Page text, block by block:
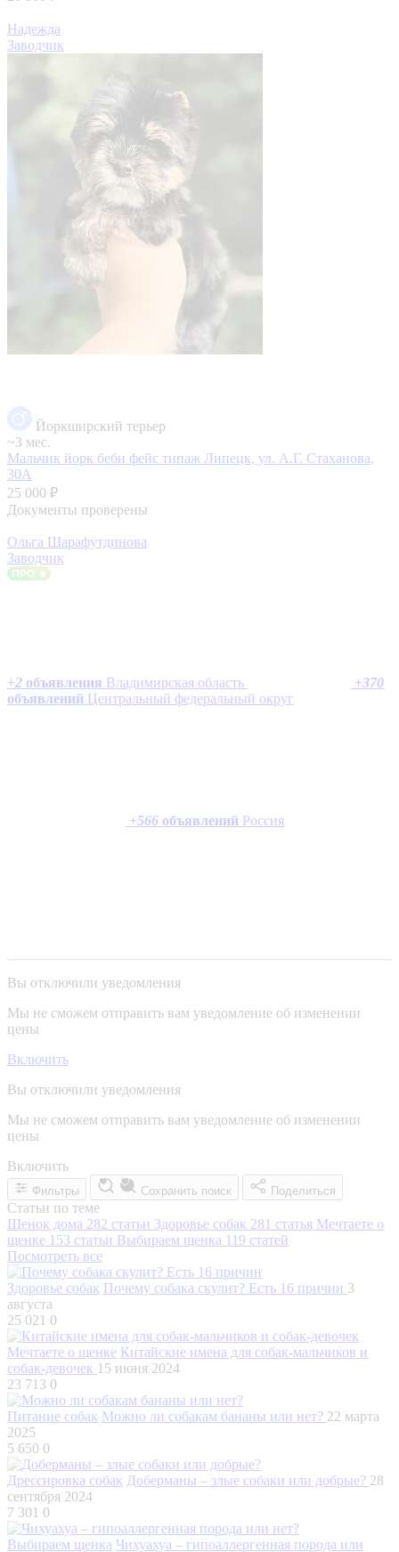
Надежда
Заводчик
Йоркширский терьер
~3 мес.
Мальчик йорк беби фейс типаж Липецк, ул. А.Г. Стаханова,
30А
25 000 ₽
Документы проверены
Ольга Шарафутдинова
Заводчик
+2 объявления Владимирская область +370
объявлений Центральный федеральный округ
+566 объявлений Россия
Вы отключили уведомления
Мы не сможем отправить вам уведомление об изменении
цены
Включить
Вы отключили уведомления
Мы не сможем отправить вам уведомление об изменении
цены
Включить
Фильтры Сохранить поиск Поделиться
Статьи по теме
Щенок дома 282 статьи Здоровье собак 281 статья Мечтаете о
щенке 153 статьи Выбираем щенка 119 статей
Посмотреть все
Здоровье собак Почему собака скулит? Есть 16 причин 3
августа
25 021 0
Мечтаете о щенке Китайские имена для собак-мальчиков и
собак-девочек 15 июня 2024
23 713 0
Питание собак Можно ли собакам бананы или нет? 22 марта
2025
5 650 0
Дрессировка собак Доберманы – злые собаки или добрые? 28
сентября 2024
7 301 0
Выбираем щенка Чихуахуа – гипоаллергенная порода или